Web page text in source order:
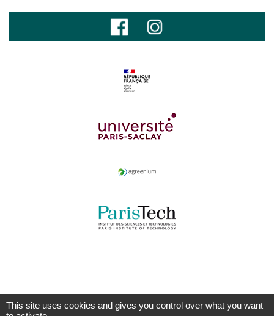
This site uses cookies and gives you control over what you want